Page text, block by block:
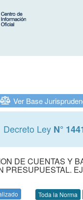
Ver Base
Decreto Ley N°
DE CUENTAS Y
PRESUPUESTAL.
Toda la Norma